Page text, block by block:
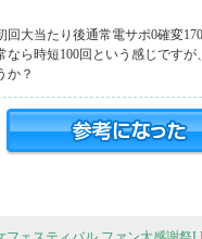
回大当たり後通常電サポ0確変
なら時短100回という感じです
か？